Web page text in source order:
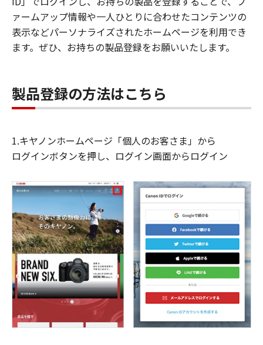
ァームアップ情報や一人ひとりに合わせたコンテンツの
表示などパーソナライズされたホームページを利用でき
ます。ぜひ、お持ちの製品登録をお願いいたします。
製品登録の方法はこちら
1.キヤノンホームページ「個人のお客さま」から
ログインボタンを押し、ログイン画面からログイン